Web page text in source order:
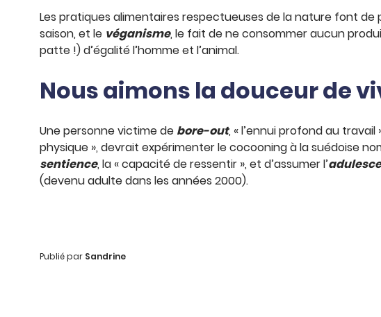
Les pratiques alimentaires respectueuses de la nature font de
saison, et le véganisme, le fait de ne consommer aucun
patte !) d’égalité l’homme et l’animal.
Nous aimons la douceur de
Une personne victime de bore-out, « l’ennui profond au
physique », devrait expérimenter le cocooning à la suédoise
sentience, la « capacité de ressentir », et d’assumer l’
(devenu adulte dans les années 2000).
Publié par Sandrine